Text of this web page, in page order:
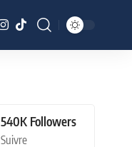
540K Followers
Suivre